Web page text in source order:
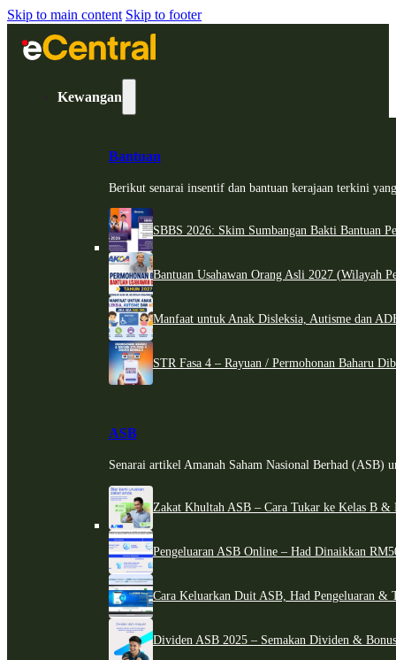
Skip to main content Skip to footer
Kewangan
Bantuan
Berikut senarai insentif dan bantuan kerajaan terkini
SBBS 2026: Skim Sumbangan Bakti Bantuan
Bantuan Usahawan Orang Asli 2027 (Wilayah
Manfaat untuk Anak Disleksia, Autisme dan
STR Fasa 4 – Rayuan / Permohonan Baharu
ASB
Senarai artikel Amanah Saham Nasional Berhad (ASB)
Zakat Khultah ASB – Cara Tukar ke Kelas B &
Pengeluaran ASB Online – Had Dinaikkan
Cara Keluarkan Duit ASB, Had Pengeluaran &
Dividen ASB 2025 – Semakan Dividen &